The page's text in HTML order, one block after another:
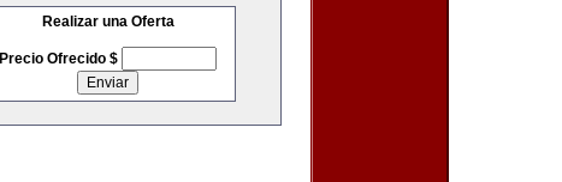
Realizar una Oferta
Precio Ofrecido $